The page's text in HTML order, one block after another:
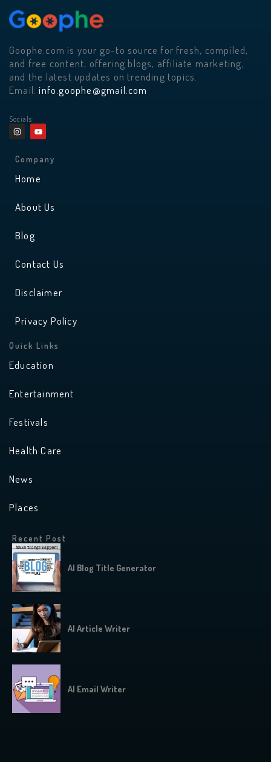
Goophe.com is your go-to source for fresh, compiled,
and free content, offering blogs, affiliate marketing,
and the latest updates on trending topics.
Email:info.goophe@gmail.com
Socials
I
n
s
a
r
a
Y
o
u
u
Company
Home
About Us
Blog
Contact Us
Disclaimer
Privacy Policy
Quick Links
Education
Entertainment
Festivals
Health Care
News
Places
Recent Post
AI Blog Title Generator
AI Article Writer
AI Email Writer